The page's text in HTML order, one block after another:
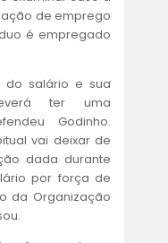
de emprego
é empregado
do salário e sua
ter uma
Godinho.
vai deixar de
dada durante
por força de
da Organização